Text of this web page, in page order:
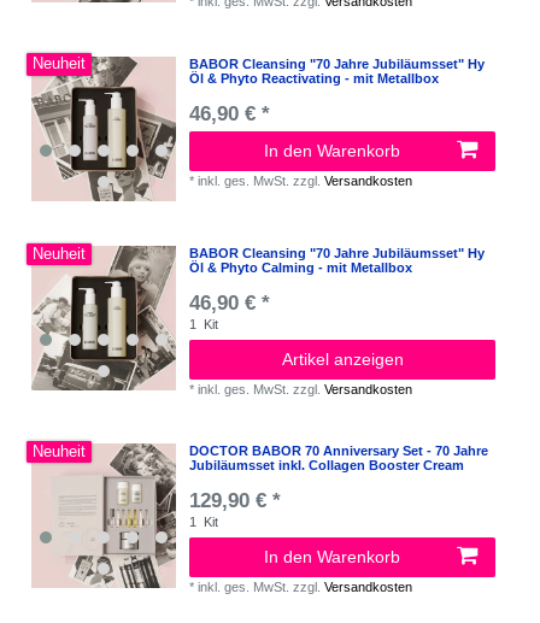
Neuheit
BABOR Cleansing "70 Jahre Jubiläumsset" Hy
Öl & Phyto Reactivating - mit Metallbox
46,90 € *
In den Warenkorb
*inkl. ges. MwSt. zzgl.Versandkosten
Neuheit
BABOR Cleansing "70 Jahre Jubiläumsset" Hy
Öl & Phyto Calming - mit Metallbox
46,90 € *
1 Kit
Artikel anzeigen
*inkl. ges. MwSt. zzgl.Versandkosten
Neuheit
DOCTOR BABOR 70 Anniversary Set - 70 Jahre
Jubiläumsset inkl. Collagen Booster Cream
129,90 € *
1 Kit
In den Warenkorb
*inkl. ges. MwSt. zzgl.Versandkosten